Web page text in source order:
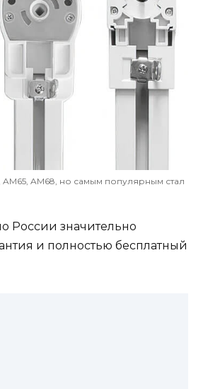
AM68, но самым популярным стал
России значительно
и полностью бесплатный